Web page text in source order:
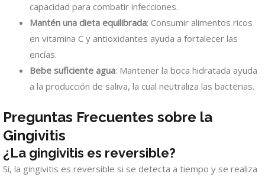
capacidad para combatir infecciones.
Mantén una dieta equilibrada: Consumir alimentos ricos
en vitamina C y antioxidantes ayuda a fortalecer las
encías.
Bebe suficiente agua: Mantener la boca hidratada ayuda
a la producción de saliva, la cual neutraliza las bacterias.
Preguntas Frecuentes sobre la
Gingivitis
¿La gingivitis es reversible?
Sí, la gingivitis es reversible si se detecta a tiempo y se realiza